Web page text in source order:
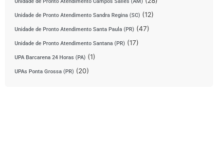
Unidade de Pronto Atendimento Sandra Regina (SC) (12)
Unidade de Pronto Atendimento Santa Paula (PR) (47)
Unidade de Pronto Atendimento Santana (PR) (17)
UPA Barcarena 24 Horas (PA) (1)
UPAs Ponta Grossa (PR) (20)